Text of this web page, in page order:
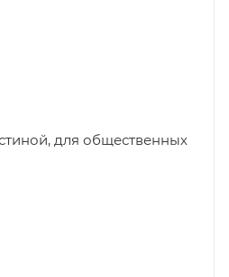
для общественных